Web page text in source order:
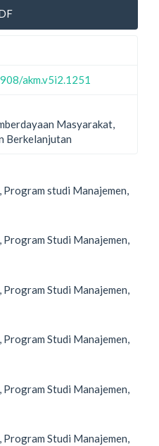
akm.v5i2.1251
Masyarakat,
Berkelanjutan
studi Manajemen,
Studi Manajemen,
Studi Manajemen,
Studi Manajemen,
Studi Manajemen,
Studi Manajemen,